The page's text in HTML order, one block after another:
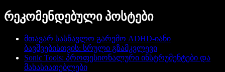
რეკომენდებული პოსტები
მთავარ სასწავლო გარემო ADHD-იანი
ბავშვებისთვის: სრული გზამკვლევი
Sonic Tools: პროფესიონალური ინსტრუმენტები და
მახასიათებლები